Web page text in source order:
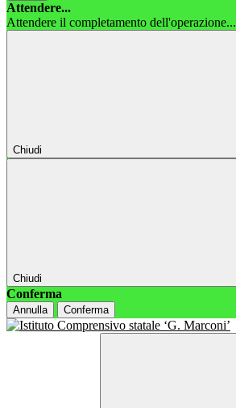
Attendere...
Attendere il completamento dell'operazione...
Chiudi
Chiudi
Conferma
Annulla Conferma